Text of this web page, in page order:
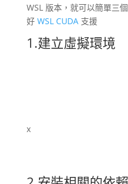
WSL 版本，就可以簡單三
好 WSL CUDA支援
1.建立虛擬環境
x